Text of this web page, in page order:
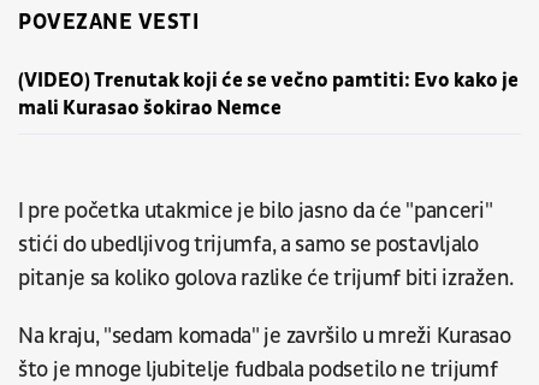
POVEZANE VESTI
(VIDEO) Trenutak koji će se večno pamtiti: Evo kako je
mali Kurasao šokirao Nemce
I pre početka utakmice je bilo jasno da će "panceri"
stići do ubedljivog trijumfa, a samo se postavljalo
pitanje sa koliko golova razlike će trijumf biti izražen.
Na kraju, "sedam komada" je završilo u mreži Kurasao
što je mnoge ljubitelje fudbala podsetilo ne trijumf